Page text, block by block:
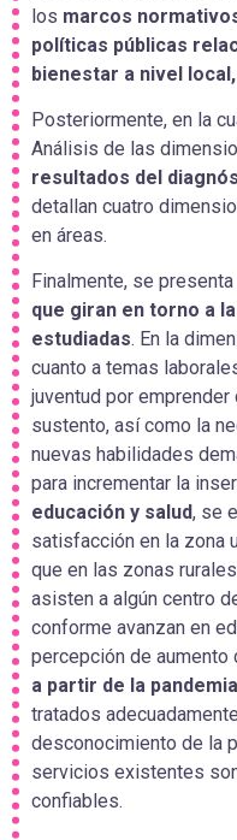
los marcos
políticas públicas
bienestar a nivel
Posteriormente, en la
Análisis de las
resultados del
detallan cuatro
en áreas.
Finalmente, se
que giran en torno a
estudiadas. En la
cuanto a temas
juventud por emprender
sustento, así como la
nuevas habilidades
para incrementar la
educación y salud, se
satisfacción en la zona
que en las zonas rurales
asisten a algún centro
conforme avanzan en
percepción de aumento
a partir de la
tratados
desconocimiento de la
servicios existentes
confiables.